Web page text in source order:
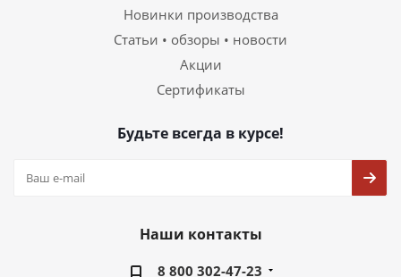
Новинки производства
Статьи • обзоры • новости
Акции
Сертификаты
Будьте всегда в курсе!
Наши контакты
8 800 302-47-23